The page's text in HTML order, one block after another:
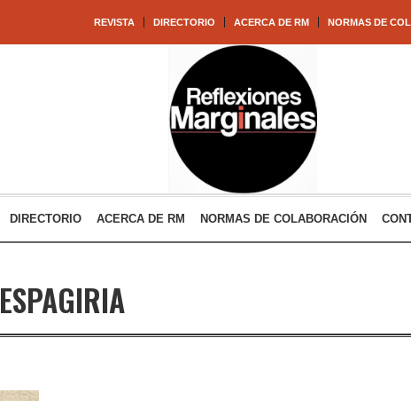
REVISTA DIRECTORIO ACERCA DE RM NORMAS DE
DIRECTORIO ACERCA DE RM NORMAS DE COLABORACIÓN
ESPAGIRIA